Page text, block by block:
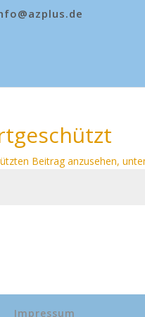
Beitrag anzusehen,
Impressum